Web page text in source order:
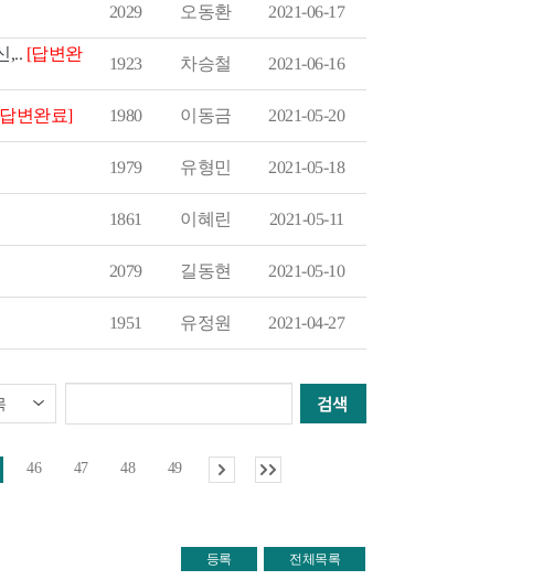
2029 오동환 2021-06-17
,.. [답변완
1923 차승철 2021-06-16
변완료] 1980 이동금 2021-05-20
1979 유형민 2021-05-18
1861 이혜린 2021-05-11
2079 길동현 2021-05-10
1951 유정원 2021-04-27
46 47 48 49
등록 전체목록